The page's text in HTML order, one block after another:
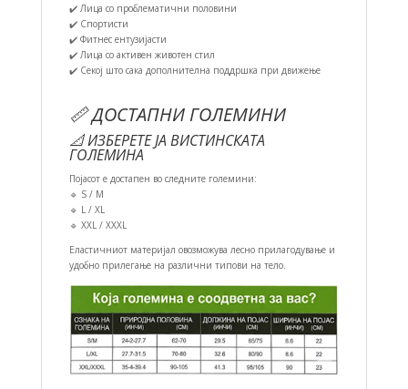
✔️ Лица со проблематични половини
✔️ Спортисти
✔️ Фитнес ентузијасти
✔️ Лица со активен животен стил
✔️ Секој што сака дополнителна поддршка при движење
📏 ДОСТАПНИ ГОЛЕМИНИ
📐 ИЗБЕРЕТЕ ЈА ВИСТИНСКАТА
ГОЛЕМИНА
Појасот е достапен во следните големини:
🔹 S / M
🔹 L / XL
🔹 XXL / XXXL
Еластичниот материјал овозможува лесно прилагодување и
удобно прилегање на различни типови на тело.